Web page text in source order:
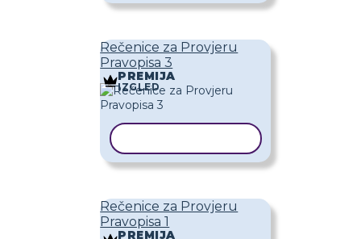
Rečenice za Provjeru
Pravopisa 3
PREMIJA
IZGLED
Rečenice za Provjeru
Pravopisa 1
PREMIJA